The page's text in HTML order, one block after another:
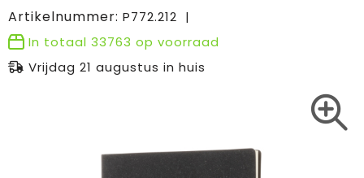
Artikelnummer: P772.212
In totaal 33763 op voorraad
Vrijdag 21 augustus in huis